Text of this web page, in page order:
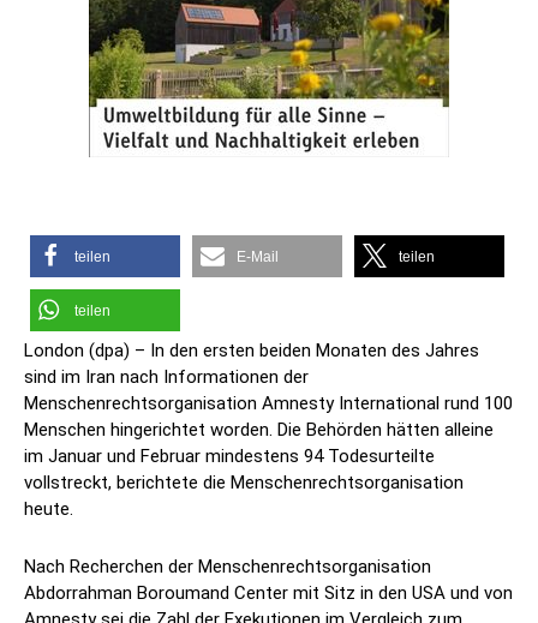
teilen E-Mail teilen
teilen
London (dpa) – In den ersten beiden Monaten des Jahres
sind im Iran nach Informationen der
Menschenrechtsorganisation Amnesty International rund 100
Menschen hingerichtet worden. Die Behörden hätten alleine
im Januar und Februar mindestens 94 Todesurteilte
vollstreckt, berichtete die Menschenrechtsorganisation
heute.
Nach Recherchen der Menschenrechtsorganisation
Abdorrahman Boroumand Center mit Sitz in den USA und von